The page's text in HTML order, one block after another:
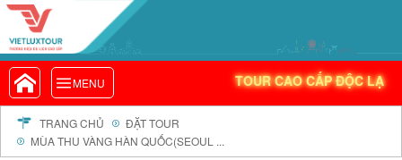
MENU TOUR CAO CẤP ĐỘC LẠ
VIETLUXTOUR.COM
TOUR CAO CẤP ĐỘC LẠ
TOUR TRONG NƯỚC
TOUR NƯỚC NGOÀI
TOUR KHỞI HÀNH TỪ HÀ NỘI
TRANG CHỦ
ĐẶT TOUR
MÙA THU VÀNG HÀN QUỐC(SEOUL ...